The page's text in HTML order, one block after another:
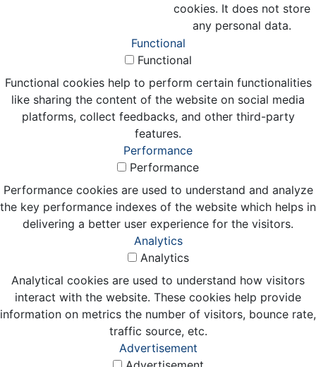
cookies. It does not store
any personal data.
Functional
Functional
Functional cookies help to perform certain functionalities
like sharing the content of the website on social media
platforms, collect feedbacks, and other third-party
features.
Performance
Performance
Performance cookies are used to understand and analyze
the key performance indexes of the website which helps in
delivering a better user experience for the visitors.
Analytics
Analytics
Analytical cookies are used to understand how visitors
interact with the website. These cookies help provide
information on metrics the number of visitors, bounce rate,
traffic source, etc.
Advertisement